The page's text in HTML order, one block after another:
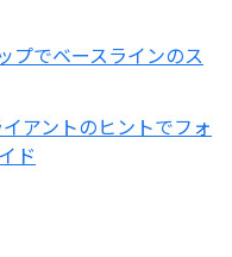
プでベースラインのス
アントのヒントでフォ
ド